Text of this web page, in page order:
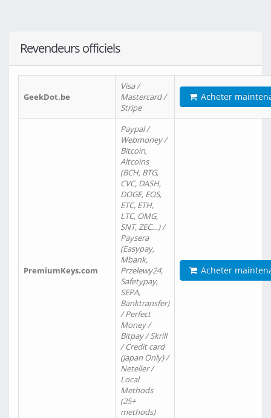
Revendeurs officiels
GeekDot.be
Visa /
Mastercard /
Stripe
Acheter
PremiumKeys.com
Paypal /
Webmoney /
Bitcoin,
Altcoins
(BCH, BTG,
CVC, DASH,
DOGE, EOS,
ETC, ETH,
LTC, OMG,
SNT, ZEC…) /
Paysera
(Easypay,
Mbank,
Przelewy24,
Safetypay,
SEPA,
Banktransfer)
/ Perfect
Money /
Bitpay / Skrill
/ Credit card
(Japan Only) /
Neteller /
Local
Methods
(25+
methods)
Acheter